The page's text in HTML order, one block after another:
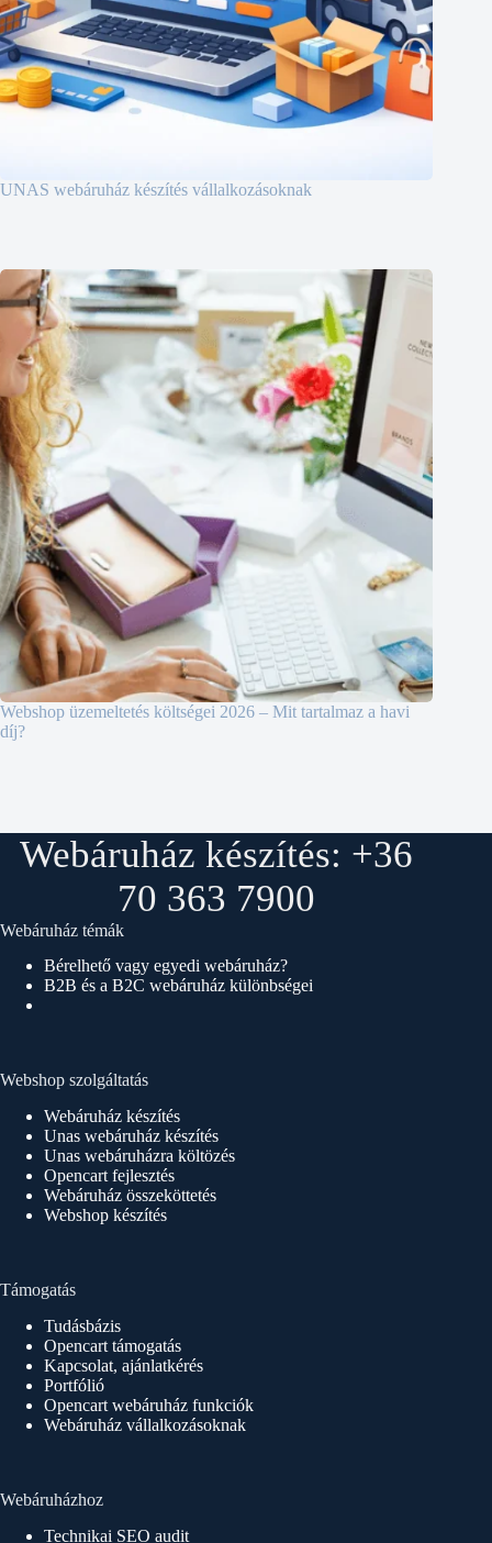
UNAS webáruház készítés vállalkozásoknak
Webshop üzemeltetés költségei 2026 – Mit tartalmaz a havi
díj?
Webáruház készítés: +36
70 363 7900
Webáruház témák
Bérelhető vagy egyedi webáruház?
B2B és a B2C webáruház különbségei
Webshop szolgáltatás
Webáruház készítés
Unas webáruház készítés
Unas webáruházra költözés
Opencart fejlesztés
Webáruház összeköttetés
Webshop készítés
Támogatás
Tudásbázis
Opencart támogatás
Kapcsolat, ajánlatkérés
Portfólió
Opencart webáruház funkciók
Webáruház vállalkozásoknak
Webáruházhoz
Technikai SEO audit